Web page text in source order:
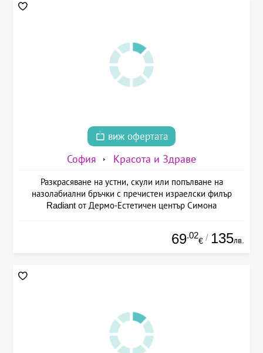
виж офертата
София Красота и Здраве
Разкрасяване на устни, скули или попълване на
назолабиални бръчки с пречистен израелски филър
Radiant от Дермо-Естетичен център Симона
69.02
€ / 135лв.